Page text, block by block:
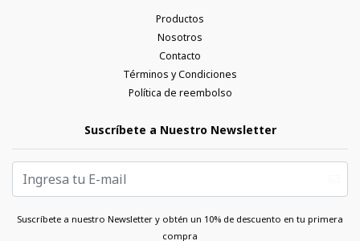
Productos
Nosotros
Contacto
Términos y Condiciones
Política de reembolso
Suscríbete a Nuestro Newsletter
Suscríbete a nuestro Newsletter y obtén un 10% de descuento en tu primera
compra